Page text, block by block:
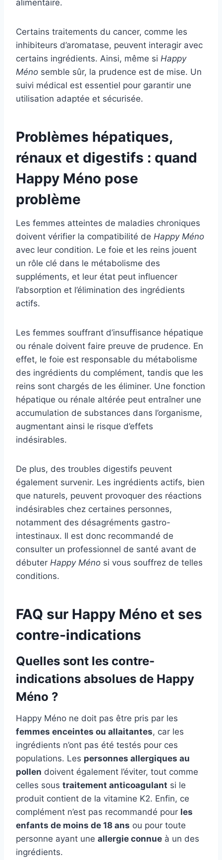
alimentaire.
Certains traitements du cancer, comme les
inhibiteurs d’aromatase, peuvent interagir avec
certains ingrédients. Ainsi, même si Happy
Méno semble sûr, la prudence est de mise. Un
suivi médical est essentiel pour garantir une
utilisation adaptée et sécurisée.
Problèmes hépatiques,
rénaux et digestifs : quand
Happy Méno pose
problème
Les femmes atteintes de maladies chroniques
doivent vérifier la compatibilité de Happy Méno
avec leur condition. Le foie et les reins jouent
un rôle clé dans le métabolisme des
suppléments, et leur état peut influencer
l’absorption et l’élimination des ingrédients
actifs.
Les femmes souffrant d’insuffisance hépatique
ou rénale doivent faire preuve de prudence. En
effet, le foie est responsable du métabolisme
des ingrédients du complément, tandis que les
reins sont chargés de les éliminer. Une fonction
hépatique ou rénale altérée peut entraîner une
accumulation de substances dans l’organisme,
augmentant ainsi le risque d’effets
indésirables.
De plus, des troubles digestifs peuvent
également survenir. Les ingrédients actifs, bien
que naturels, peuvent provoquer des réactions
indésirables chez certaines personnes,
notamment des désagréments gastro-
intestinaux. Il est donc recommandé de
consulter un professionnel de santé avant de
débuter Happy Méno si vous souffrez de telles
conditions.
FAQ sur Happy Méno et ses
contre-indications
Quelles sont les contre-
indications absolues de Happy
Méno ?
Happy Méno ne doit pas être pris par les
femmes enceintes ou allaitantes, car les
ingrédients n’ont pas été testés pour ces
populations. Les personnes allergiques au
pollen doivent également l’éviter, tout comme
celles sous traitement anticoagulant si le
produit contient de la vitamine K2. Enfin, ce
complément n’est pas recommandé pour les
enfants de moins de 18 ans ou pour toute
personne ayant une allergie connue à un des
ingrédients.